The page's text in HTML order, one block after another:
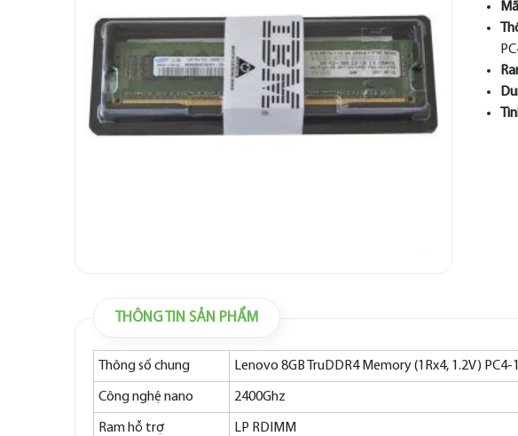
THÔNG TIN SẢN PHẨM
Thông số chung Lenovo 8GB TruDDR4 Memory (1Rx4, 1.2V)
Công nghệ nano 2400Ghz
Ram hỗ trợ LP RDIMM